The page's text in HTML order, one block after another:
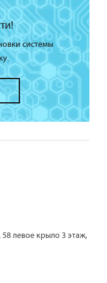
системы
левое крыло 3 этаж,